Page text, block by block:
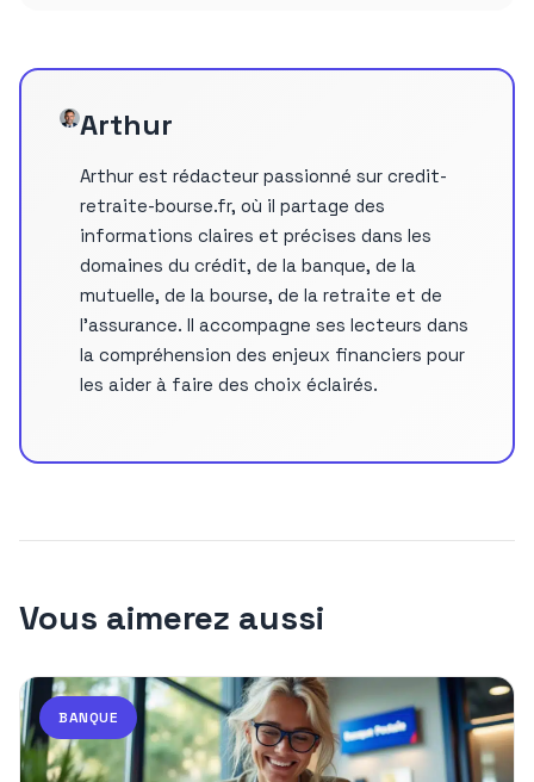
Arthur
Arthur est rédacteur passionné sur credit-
retraite-bourse.fr, où il partage des
informations claires et précises dans les
domaines du crédit, de la banque, de la
mutuelle, de la bourse, de la retraite et de
l’assurance. Il accompagne ses lecteurs dans
la compréhension des enjeux financiers pour
les aider à faire des choix éclairés.
Vous aimerez aussi
BANQUE